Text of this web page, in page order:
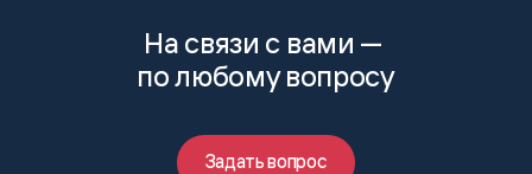
На связи с вами —
по любому вопросу
Задать вопрос